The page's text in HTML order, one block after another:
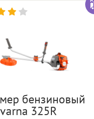
бензиновый
325R